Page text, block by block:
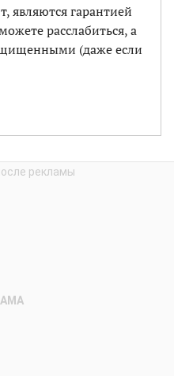
являются гарантией
расслабиться, а
(даже если